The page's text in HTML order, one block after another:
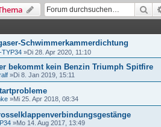
Schwimmerkammerdichtung
TYP34 »Di 28. Apr 2020, 11:10
bekommt kein Benzin Triumph Spitfire
»Di 8. Jan 2019, 15:11
»Mi 25. Apr 2018, 08:34
»Mo 14. Aug 2017, 13:49